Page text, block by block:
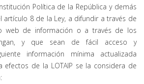
Política de la República y demás
artículo 8 de la Ley, a difundir a través de
web de información o a través de los
y que sean de fácil acceso y
información mínima actualizada
efectos de la LOTAIP se la considera de